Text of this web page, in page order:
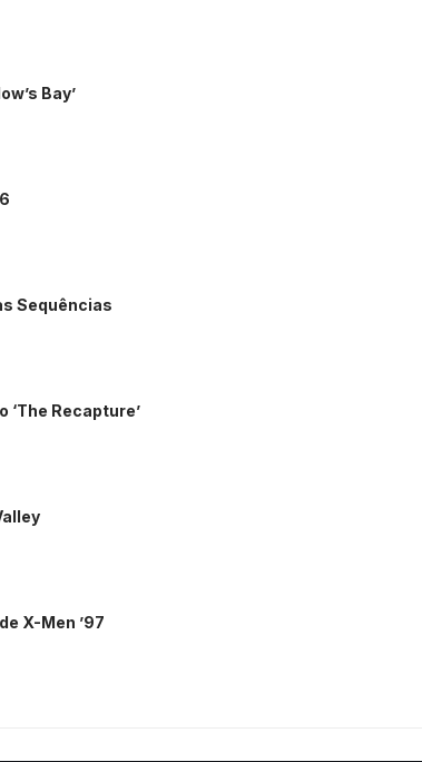
Bay’
Sequências
‘The Recapture’
X-Men ’97